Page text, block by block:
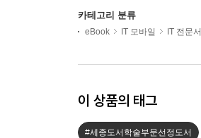
카테고리 분류
eBook IT 모바일 IT 전문서
이 상품의 태그
#세종도서학술부문선정도서